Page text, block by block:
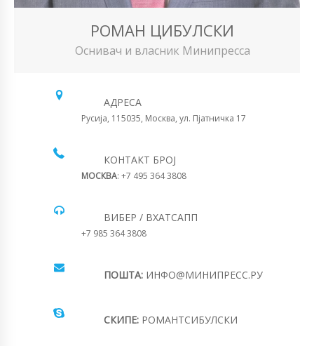
РОМАН ЦИБУЛСКИ
Оснивач и власник Минипресса
АДРЕСА
Русија, 115035, Москва, ул. Пјатничка 17
КОНТАКТ БРОЈ
МОСКВА: +7 495 364 3808
ВИБЕР / ВХАТСАПП
+7 985 364 3808
ПОШТА: ИНФО@МИНИПРЕСС.РУ
СКИПЕ: РОМАНТСИБУЛСКИ